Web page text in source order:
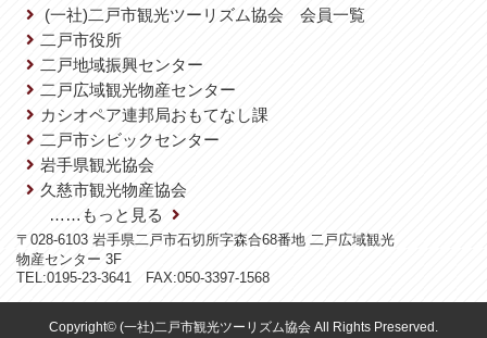
(一社)二戸市観光ツーリズム協会 会員一覧
二戸市役所
二戸地域振興センター
二戸広域観光物産センター
カシオペア連邦局おもてなし課
二戸市シビックセンター
岩手県観光協会
久慈市観光物産協会
……もっと見る
〒028-6103 岩手県二戸市石切所字森合68番地 二戸広域観光
物産センター 3F
TEL:0195-23-3641 FAX:050-3397-1568
Copyright© (一社)二戸市観光ツーリズム協会 All Rights Preserved.